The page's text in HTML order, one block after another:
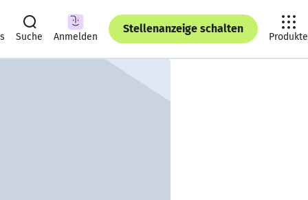
Suche Anmelden
Stellenanzeige schalten
Produkte